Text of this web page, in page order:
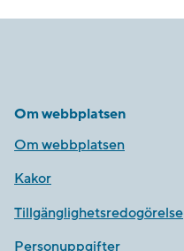
Om webbplatsen
Om webbplatsen
Kakor
Tillgänglighetsredogörelse
Personuppgifter